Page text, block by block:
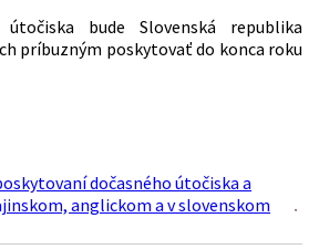
bude Slovenská republika
príbuzným poskytovať do konca roku
dočasného útočiska a
anglickom a v slovenskom